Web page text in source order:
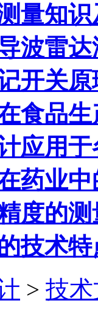
量知
波雷
开关
食品
应用
药业
度的
技术
> 技